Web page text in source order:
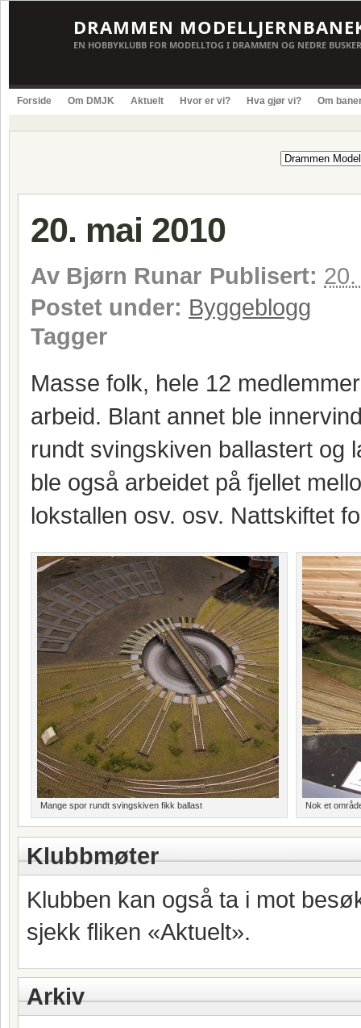
DRAMMEN
EN HOBBYKLUBB FOR MODELLTOG I DRAMMEN OG NEDRE
Forside Om DMJK Aktuelt Hvor er vi? Hva gjør vi? Om
20. mai 2010
Av Bjørn Runar Publisert:
Postet under: Byggeblogg
Tagger
Masse folk, hele 12
arbeid. Blant annet ble
rundt svingskiven ballastert og
ble også arbeidet på fjellet
lokstallen osv. osv. Nattskiftet
Mange spor rundt svingskiven fikk ballast Nok et
Klubbmøter
Klubben kan også ta i mot
sjekk fliken «Aktuelt».
Arkiv